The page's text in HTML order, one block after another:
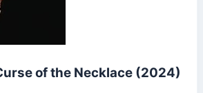
of the Necklace (2024)